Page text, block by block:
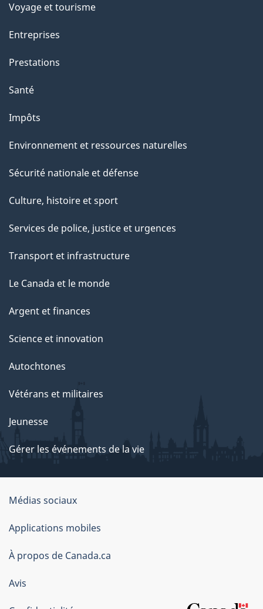
t
t
a
e
Voyage et tourisme
Entreprises
Prestations
Santé
Impôts
Environnement et ressources naturelles
Sécurité nationale et défense
Culture, histoire et sport
Services de police, justice et urgences
Transport et infrastructure
Le Canada et le monde
Argent et finances
Science et innovation
Autochtones
Vétérans et militaires
Jeunesse
Gérer les événements de la vie
Organisation
du
gouvernement
du
Canada
Médias sociaux
Applications mobiles
À propos de Canada.ca
Avis